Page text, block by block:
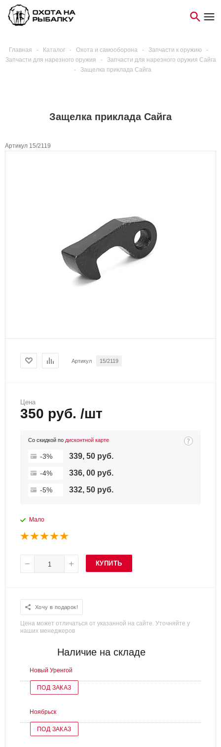
Главная - Каталог - Охота и самооборона - Запчасти к оружию
-
Запчасти для нарезного оружия
-
Запчасти для нарезного оружия Сайга
-
Защелка приклада Сайга
Защелка приклада Сайга
Артикул 15/2119
Артикул 15/2119
Цена
350 руб. /шт
Со скидкой по дисконтной карте
-3% 339, 50 руб.
-4% 336, 00 руб.
-5% 332, 50 руб.
Мало
КУПИТЬ
Хочу в подарок!
Цена может отличаться от указанной на сайте. Уточняйте у
наших менеджеров
Наличие на складе
Новый Уренгой
ПОД ЗАКАЗ
Ноябрьск
ПОД ЗАКАЗ